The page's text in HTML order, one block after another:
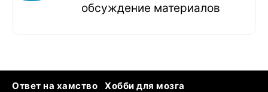
обсуждение материалов
Ответ на хамство
Хобби для мозга